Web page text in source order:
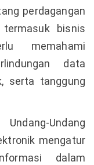
perdagangan
bisnis
memahami
data
serta tanggung
Undang
mengatur
dalam